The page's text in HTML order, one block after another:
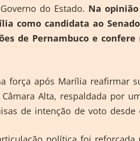
do Estado. Na
como candidata ao
de Pernambuco e
força após Marília reafirmar
Alta, respaldada por
de intenção de voto desde